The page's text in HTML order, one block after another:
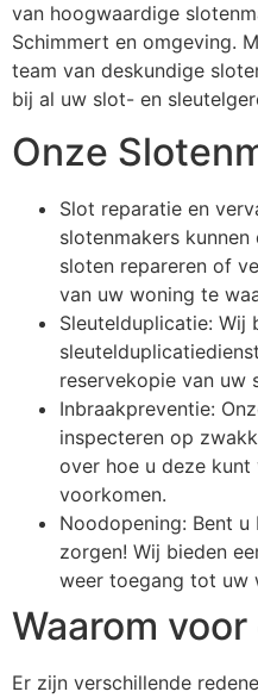
van hoogwaardige
Schimmert en omgeving.
team van deskundige
bij al uw slot- en
Onze
Slot reparatie en
slotenmakers
sloten repareren of
van uw woning te
Sleutelduplicatie: Wij
reservekopie van uw
Inbraakpreventie:
inspecteren op
over hoe u deze
voorkomen.
Noodopening: Bent u
zorgen! Wij bieden
weer toegang tot uw
Waarom
Er zijn verschillende